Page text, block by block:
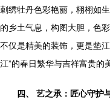
刺绣牡丹色彩艳丽，栩栩如
的乡土气息，构图大胆，色
不仅是精美的装饰，更是垫
江”的春日繁华与吉祥富贵的
四、 艺之承：匠心守护